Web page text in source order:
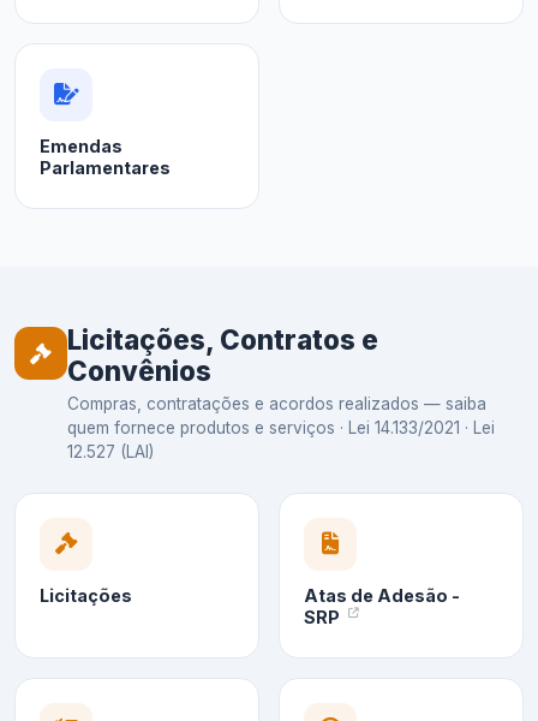
Emendas
Parlamentares
Licitações, Contratos e
Convênios
Compras, contratações e acordos realizados — saiba
quem fornece produtos e serviços · Lei 14.133/2021 · Lei
12.527 (LAI)
Licitações
Atas de Adesão -
SRP